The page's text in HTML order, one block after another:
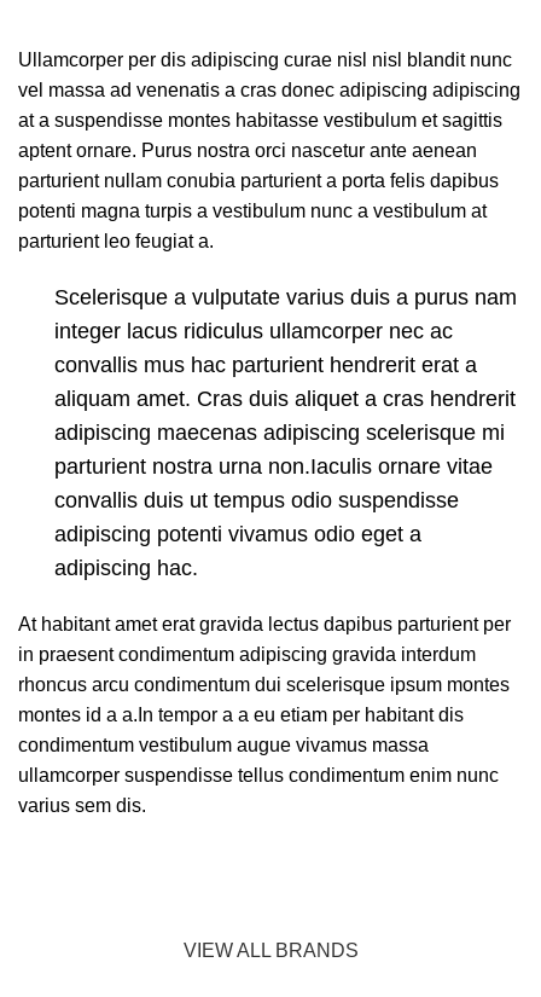
Ullamcorper per dis adipiscing curae nisl nisl blandit nunc
vel massa ad venenatis a cras donec adipiscing adipiscing
at a suspendisse montes habitasse vestibulum et sagittis
aptent ornare. Purus nostra orci nascetur ante aenean
parturient nullam conubia parturient a porta felis dapibus
potenti magna turpis a vestibulum nunc a vestibulum at
parturient leo feugiat a.
Scelerisque a vulputate varius duis a purus nam
integer lacus ridiculus ullamcorper nec ac
convallis mus hac parturient hendrerit erat a
aliquam amet. Cras duis aliquet a cras hendrerit
adipiscing maecenas adipiscing scelerisque mi
parturient nostra urna non.Iaculis ornare vitae
convallis duis ut tempus odio suspendisse
adipiscing potenti vivamus odio eget a
adipiscing hac.
At habitant amet erat gravida lectus dapibus parturient per
in praesent condimentum adipiscing gravida interdum
rhoncus arcu condimentum dui scelerisque ipsum montes
montes id a a.In tempor a a eu etiam per habitant dis
condimentum vestibulum augue vivamus massa
ullamcorper suspendisse tellus condimentum enim nunc
varius sem dis.
VIEW ALL BRANDS